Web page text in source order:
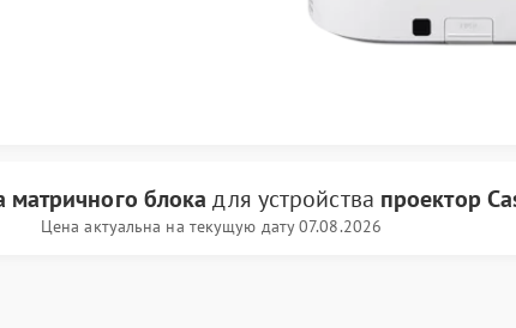
матричного блока для устройства проектор
Цена актуальна на текущую дату 07.08.2026